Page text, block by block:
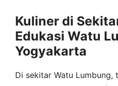
Kuliner di
Edukasi Watu
Yogyakarta
Di sekitar Watu Lumbung,